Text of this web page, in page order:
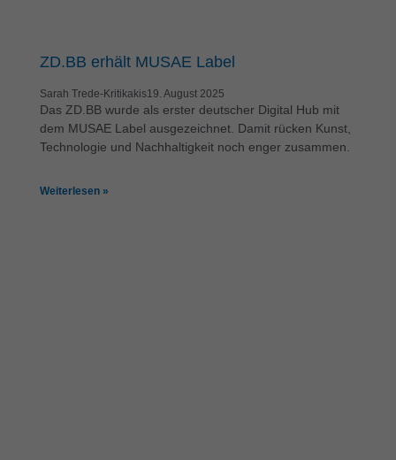
ZD.BB erhält MUSAE Label
Sarah Trede-Kritikakis19. August 2025
Das ZD.BB wurde als erster deutscher Digital Hub mit
dem MUSAE Label ausgezeichnet. Damit rücken Kunst,
Technologie und Nachhaltigkeit noch enger zusammen.
Weiterlesen »